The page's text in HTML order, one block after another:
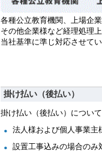
各種公立教育機関、上場企
その他企業様など経理処理
当社基準に準じ対応させ
掛け払い（後払い）
掛け払い（後払い）につい
法人様および個人事業主
設置工事込みの場合のみ